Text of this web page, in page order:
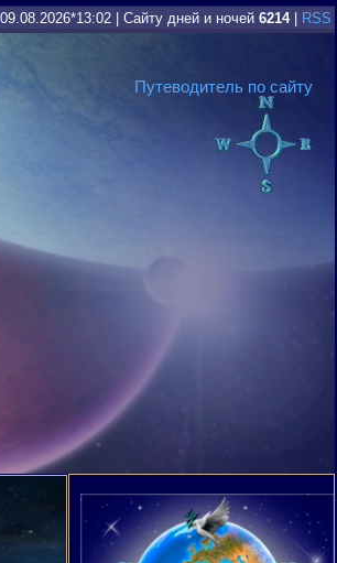
Сайту дней и ночей 6214| RSS
Путеводитель по сайту